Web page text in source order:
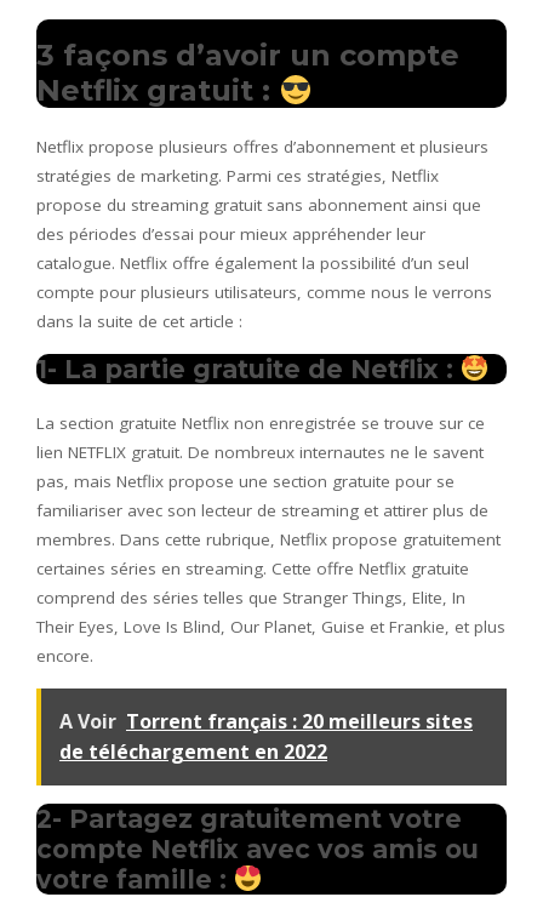
3 façons d’avoir un compte
Netflix gratuit :
Netflix propose plusieurs offres d’abonnement et plusieurs
stratégies de marketing. Parmi ces stratégies, Netflix
propose du streaming gratuit sans abonnement ainsi que
des périodes d’essai pour mieux appréhender leur
catalogue. Netflix offre également la possibilité d’un seul
compte pour plusieurs utilisateurs, comme nous le verrons
dans la suite de cet article :
1- La partie gratuite de Netflix :
La section gratuite Netflix non enregistrée se trouve sur ce
lien NETFLIX gratuit. De nombreux internautes ne le savent
pas, mais Netflix propose une section gratuite pour se
familiariser avec son lecteur de streaming et attirer plus de
membres. Dans cette rubrique, Netflix propose gratuitement
certaines séries en streaming. Cette offre Netflix gratuite
comprend des séries telles que Stranger Things, Elite, In
Their Eyes, Love Is Blind, Our Planet, Guise et Frankie, et plus
encore.
A Voir Torrent français : 20 meilleurs sites
de téléchargement en 2022
2- Partagez gratuitement votre
compte Netflix avec vos amis ou
votre famille :